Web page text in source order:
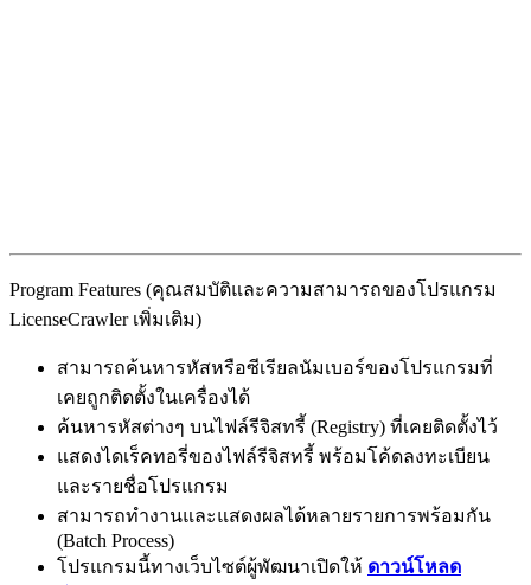
Program Features (คุณสมบัติและความสามารถของโปรแกรม
LicenseCrawler เพิ่มเติม)
สามารถค้นหารหัสหรือซีเรียลนัมเบอร์ของโปรแกรมที่
เคยถูกติดตั้งในเครื่องได้
ค้นหารหัสต่างๆ บนไฟล์รีจิสทรี้ (Registry) ที่เคยติดตั้งไว้
แสดงไดเร็คทอรี่ของไฟล์รีจิสทรี้ พร้อมโค้ดลงทะเบียน
และรายชื่อโปรแกรม
สามารถทำงานและแสดงผลได้หลายรายการพร้อมกัน
(Batch Process)
โปรแกรมนี้ทางเว็บไซต์ผู้พัฒนาเปิดให้ ดาวน์โหลด